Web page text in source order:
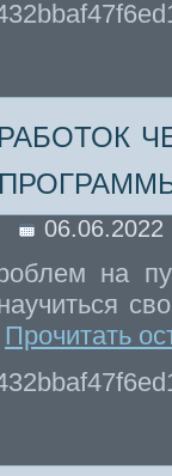
06.06.2022
на
Прочитать